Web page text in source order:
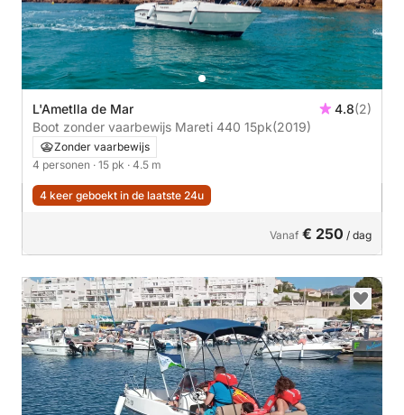
L'Ametlla de Mar 4.8(2)
Boot zonder vaarbewijs Mareti 440 15pk(2019)
Zonder vaarbewijs
4 personen · 15 pk · 4.5 m
4 keer geboekt in de laatste 24u
Vanaf € 250 / dag